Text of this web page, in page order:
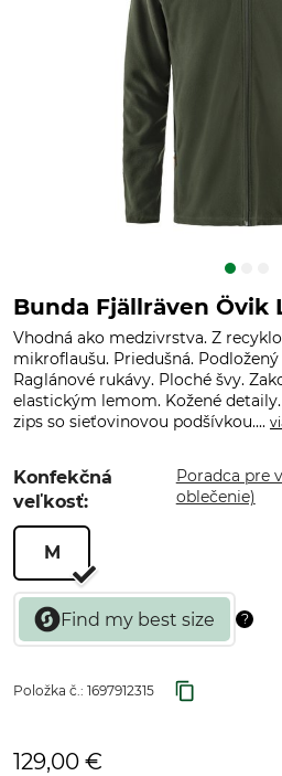
Bunda Fjällräven Övik
Vhodná ako medzivrstva. Z
mikroflaušu. Priedušná.
Raglánové rukávy. Ploché švy.
elastickým lemom. Kožené
zips so sieťovinovou podšívkou....
Konfekčná
veľkosť:
Poradca pre
oblečenie)
M
Položka č.: 1697912315
129,00 €